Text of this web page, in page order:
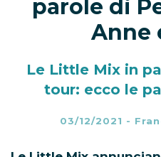
parole di
Anne
Le Little Mix in
tour: ecco le
03/12/2021 -